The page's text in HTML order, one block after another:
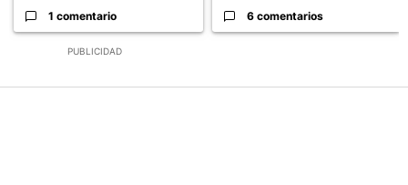
PUBLICIDAD
1 comentario 6 comentarios